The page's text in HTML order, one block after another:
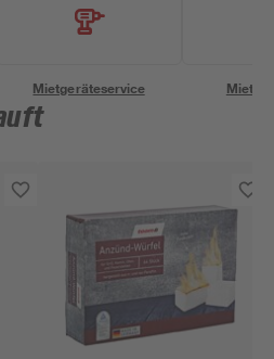
Mietgeräteservice